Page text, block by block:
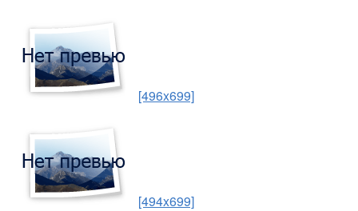
[496x699]
[494x699]